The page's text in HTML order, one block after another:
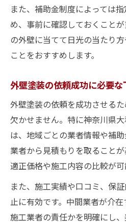
また、補助金制度によっては
め、事前に確認しておくこと
の外壁に当てて日光の当たり
ことをおすすめします。
外壁塗装の依頼成功に必要
外壁塗装の依頼を成功させる
欠かせません。特に神奈川県
は、地域ごとの業者情報や補
業者から見積もりを取ることが
適正価格や施工内容の比較が可
また、施工実績や口コミ、保
止に有効です。中間業者が介
施工業者の責任かを明確にし